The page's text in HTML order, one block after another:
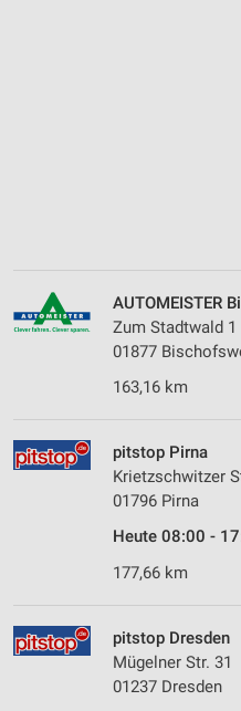
AUTOMEISTER
Zum Stadtwald 1
01877
163,16 km
pitstop Pirna
Krietzschwitzer
01796 Pirna
Heute 08:00 -
177,66 km
pitstop Dresden
Mügelner Str. 31
01237 Dresden